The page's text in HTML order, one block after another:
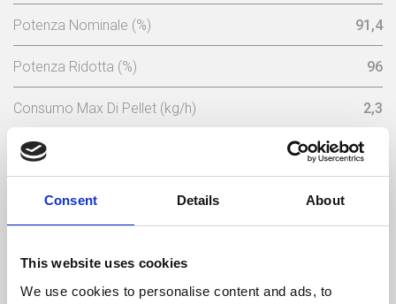
Consent Details About
This website uses cookies
We use cookies to personalise content and ads, to
Potenza Nominale (%) 91,4
Potenza Ridotta (%) 96
Consumo Max Di Pellet (kg/h) 2,3
Consumo Minimo Pellet (kg/h) 0,77
Capacita Serbatoio (Kg)